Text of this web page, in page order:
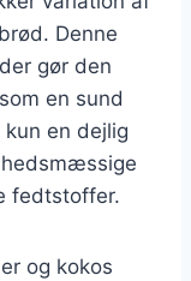
Denne
gør den
en sund
en dejlig
fedtstoffer.
og kokos